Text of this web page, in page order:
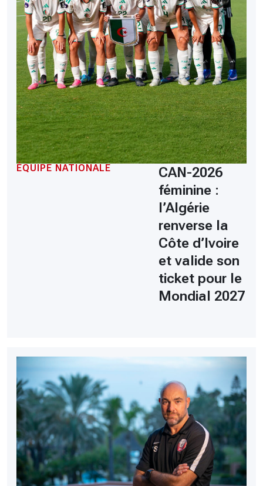
ÉQUIPE NATIONALE
CAN-2026
féminine :
l’Algérie
renverse la
Côte d’Ivoire
et valide son
ticket pour le
Mondial 2027